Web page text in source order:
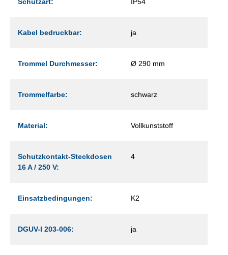
Kabel bedruckbar: ja
Trommel Durchmesser: Ø 290 mm
Trommelfarbe: schwarz
Material: Vollkunststoff
Schutzkontakt-Steckdosen
16 A / 250 V:
4
Einsatzbedingungen: K2
DGUV-I 203-006: ja